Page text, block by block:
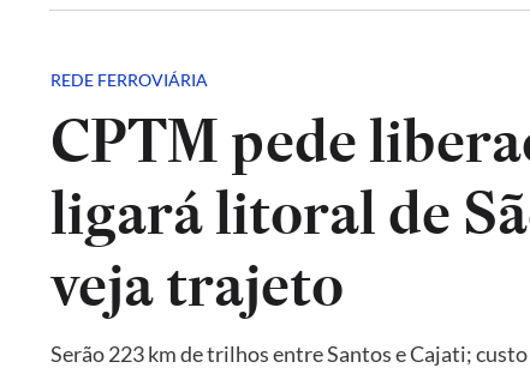
REDE FERROVIÁRIA
CPTM pede
ligará litoral de
veja trajeto
Serão 223 km de trilhos entre Santos e Cajati;